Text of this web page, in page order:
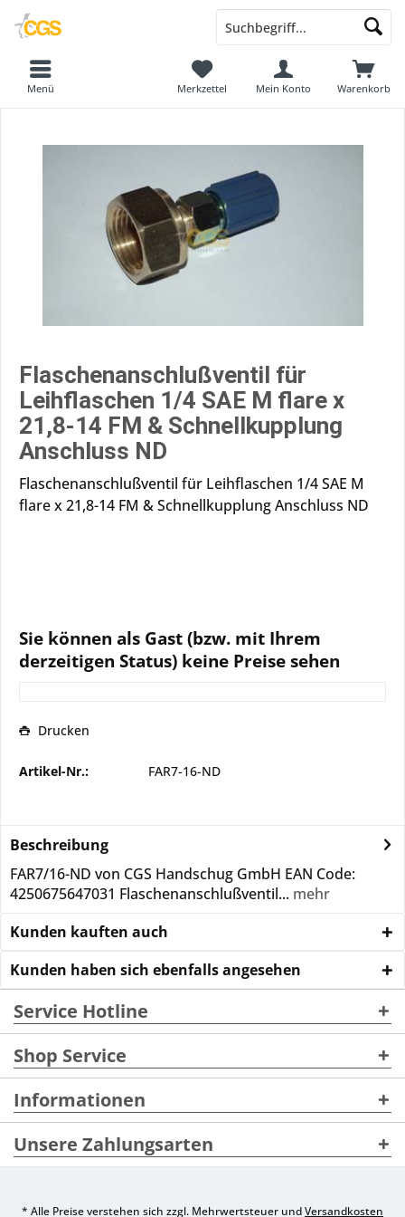
Warenkorb
Merkzettel Mein Konto
Menü
Flaschenanschlußventil für
Leihflaschen 1/4 SAE M flare x
21,8-14 FM & Schnellkupplung
Anschluss ND
Flaschenanschlußventil für Leihflaschen 1/4 SAE M
flare x 21,8-14 FM & Schnellkupplung Anschluss ND
Sie können als Gast (bzw. mit Ihrem
derzeitigen Status) keine Preise sehen
Drucken
Artikel-Nr.: FAR7-16-ND
Beschreibung
FAR7/16-ND von CGS Handschug GmbH EAN Code:
4250675647031 Flaschenanschlußventil... mehr
Kunden kauften auch
Kunden haben sich ebenfalls angesehen
Service Hotline
Shop Service
Informationen
Unsere Zahlungsarten
* Alle Preise verstehen sich zzgl. Mehrwertsteuer undVersandkosten